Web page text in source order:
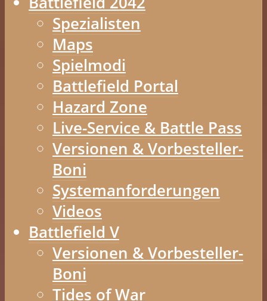
Spezialisten
Maps
Spielmodi
Battlefield Portal
Hazard Zone
Live-Service & Battle Pass
Versionen & Vorbesteller-
Boni
Systemanforderungen
Videos
Battlefield V
Versionen & Vorbesteller-
Boni
Tides of War